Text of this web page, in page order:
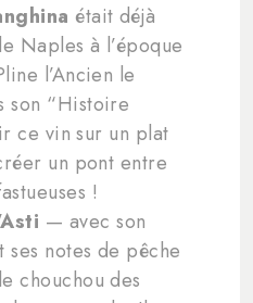
était déjà
Naples à l’époque
l’Ancien le
son “Histoire
ce vin sur un plat
un pont entre
!
— avec son
notes de pêche
chouchou des